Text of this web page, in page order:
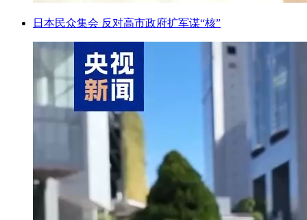
日本民众集会 反对高市政府扩军谋“核”